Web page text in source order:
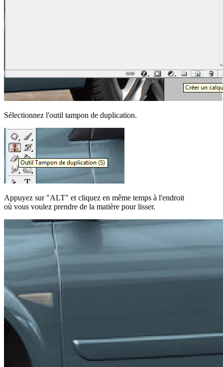
Sélectionnez l'outil tampon de duplication.
Appuyez sur "ALT" et cliquez en même temps à l'endroit
où vous voulez prendre de la matière pour lisser.